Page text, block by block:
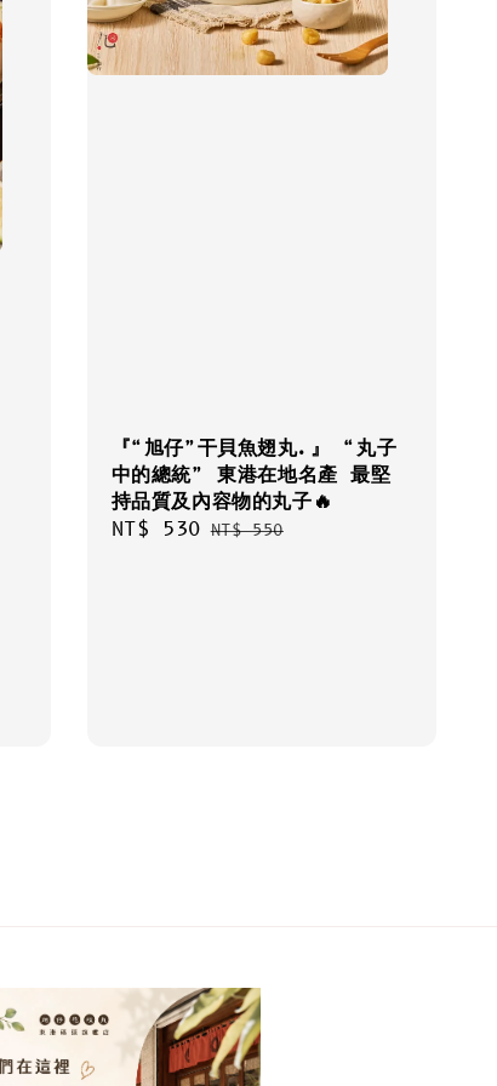
『“旭仔”干貝魚翅丸.』 “丸子
中的總統” 東港在地名產 最堅
持品質及內容物的丸子🔥
Sale
NT$ 530 Regular
NT$ 550